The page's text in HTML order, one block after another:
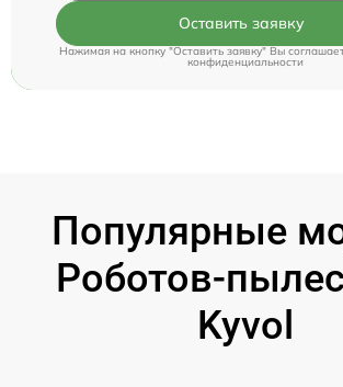
Оставить заявку
Нажимая на кнопку "Оставить заявку" Вы
конфиденциальности
Популярные
Роботов-
Kyvol